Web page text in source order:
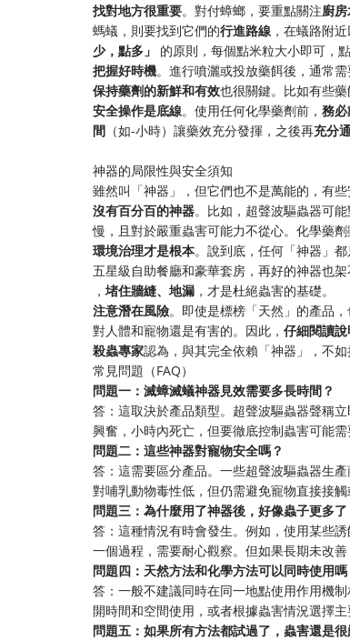
​找對地方很重要​​。對付蟑螂，要重點關注​廚
螞蟻，則要找到它們的​​行進路線​ ，在蟻路附
少，點多」​
的原則，每個點米粒大小即可，
​把握好時機​。進行噴灑或投放藥餌後，通常
保持藥劑的新鮮和有效​也很關鍵。比如有些
​安全操作是底線​​。使用任何化學藥劑前，​ 務
間​ ​（如-小時）讓藥效充分發揮，之後再​充分
神器的局限性與安全須知
雖然叫「神器」，但它們也不是萬能的，有些
​沒有百分百的神器​。比如，超聲波驅蟲器可
慢，且對於嚴重蟲害可能力不從心。化學藥
​環境治理才是根本​。說到底，任何「神器」
五星級自助餐廳和豪華套房，再好的神器也
，​ ​堵住牆縫、地漏​ ​，才是杜絕蟲害的基礎。
​注意潛在風險​。即使是標榜「天然」的產品
對人體和寵物還是有害的。因此，​ 仔細閱讀
​殺蟲專家​認為，與其完全依賴「神器」，不
常見問題（FAQ）
​問題一：滅蟑滅蟻神器見效需要多長時間？​
答：這取決於產品類型。超聲波驅蟲器聲稱
興奮，小時內死亡，但要徹底控制蟲害可能
​問題二：這些神器對寵物安全嗎？​
答：這需要區分產品。一些超聲波驅蟲器生
對哺乳動物毒性低，但仍需避免寵物直接接
問題三：為什麼用了神器後，好像蟲子更多了
答：這種情況有時會發生。例如，使用某些
一個過程，需要耐心觀察。但如果長期未改
問題四：天然方法和化學方法可以同時使用嗎
答：一般不建議同時在同一地點使用作用機
開時間和空間使用，或者根據蟲害情況選擇主
問題五：如果所有方法都試過了，蟲害還是